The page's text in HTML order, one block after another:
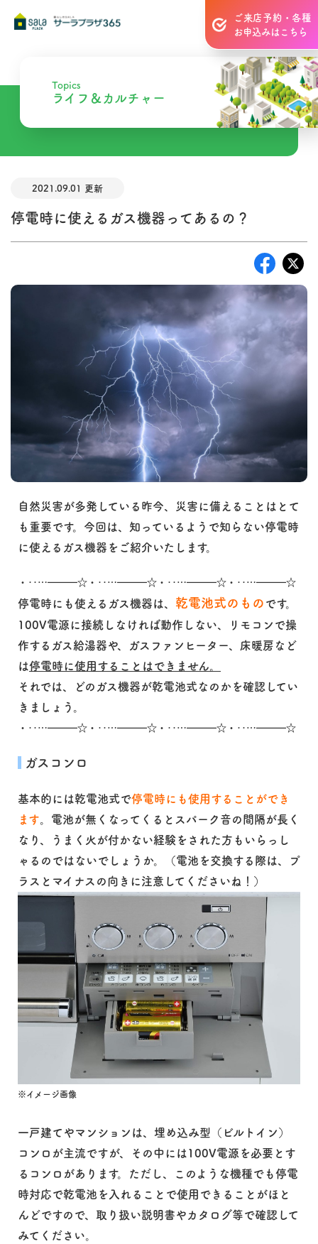
ご来店予約・各種
お申込みはこちら
Topics
ライフ＆カルチャー
2021.09.01 更新
停電時に使えるガス機器ってあるの？
自然災害が多発している昨今、災害に備えることはとて
も重要です。今回は、知っているようで知らない停電時
に使えるガス機器をご紹介いたします。
・‥…━━━☆・‥…━━━☆・‥…━━━☆・‥…━━━☆
停電時にも使えるガス機器は、 乾電池式のもの です。
100V電源に接続しなければ動作しない、リモコンで操
作するガス給湯器や、ガスファンヒーター、床暖房など
は停電時に使用することはできません。
それでは、どのガス機器が乾電池式なのかを確認してい
きましょう。
・‥…━━━☆・‥…━━━☆・‥…━━━☆・‥…━━━☆
ガスコンロ
基本的には乾電池式で停電時にも使用することができ
ます。電池が無くなってくるとスパーク音の間隔が長く
なり、うまく火が付かない経験をされた方もいらっし
ゃるのではないでしょうか。（電池を交換する際は、プ
ラスとマイナスの向きに注意してくださいね！）
※イメージ画像
一戸建てやマンションは、埋め込み型（ビルトイン）
コンロが主流ですが、その中には100V電源を必要とす
るコンロがあります。ただし、このような機種でも停電
時対応で乾電池を入れることで使用できることがほと
んどですので、取り扱い説明書やカタログ等で確認して
みてください。